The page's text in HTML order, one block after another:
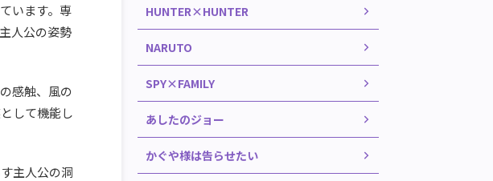
います。専
人公の姿勢
感触、風の
して機能し
主人公の洞
HUNTER×HUNTER
NARUTO
SPY×FAMILY
あしたのジョー
かぐや様は告らせたい